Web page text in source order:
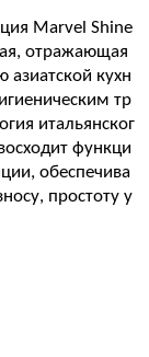
Marvel Shine
отражающая
кухн
тр
итальянског
функци
обеспечива
простоту у